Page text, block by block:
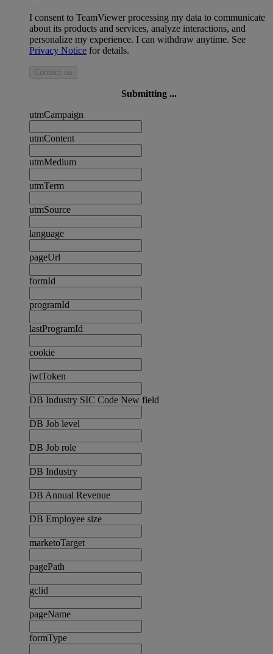
I consent to TeamViewer processing my data to communicate
about its products and services, analyze interactions, and
personalize my experience. I can withdraw anytime. See
Privacy Notice for details.
Contact us
Submitting ...
utmCampaign
utmContent
utmMedium
utmTerm
utmSource
language
pageUrl
formId
programId
lastProgramId
cookie
jwtToken
DB Industry SIC Code New field
DB Job level
DB Job role
DB Industry
DB Annual Revenue
DB Employee size
marketoTarget
pagePath
gclid
pageName
formType